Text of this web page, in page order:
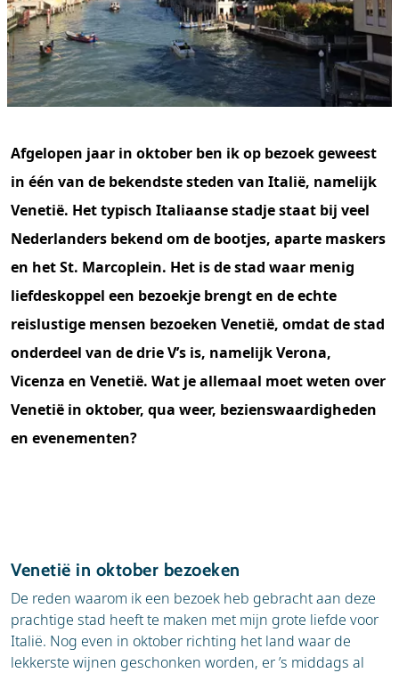
Afgelopen jaar in oktober ben ik op bezoek geweest
in één van de bekendste steden van Italië, namelijk
Venetië. Het typisch Italiaanse stadje staat bij veel
Nederlanders bekend om de bootjes, aparte maskers
en het St. Marcoplein. Het is de stad waar menig
liefdeskoppel een bezoekje brengt en de echte
reislustige mensen bezoeken Venetië, omdat de stad
onderdeel van de drie V’s is, namelijk Verona,
Vicenza en Venetië. Wat je allemaal moet weten over
Venetië in oktober, qua weer, bezienswaardigheden
en evenementen?
Venetië in oktober bezoeken
De reden waarom ik een bezoek heb gebracht aan deze
prachtige stad heeft te maken met mijn grote liefde voor
Italië. Nog even in oktober richting het land waar de
lekkerste wijnen geschonken worden, er ’s middags al